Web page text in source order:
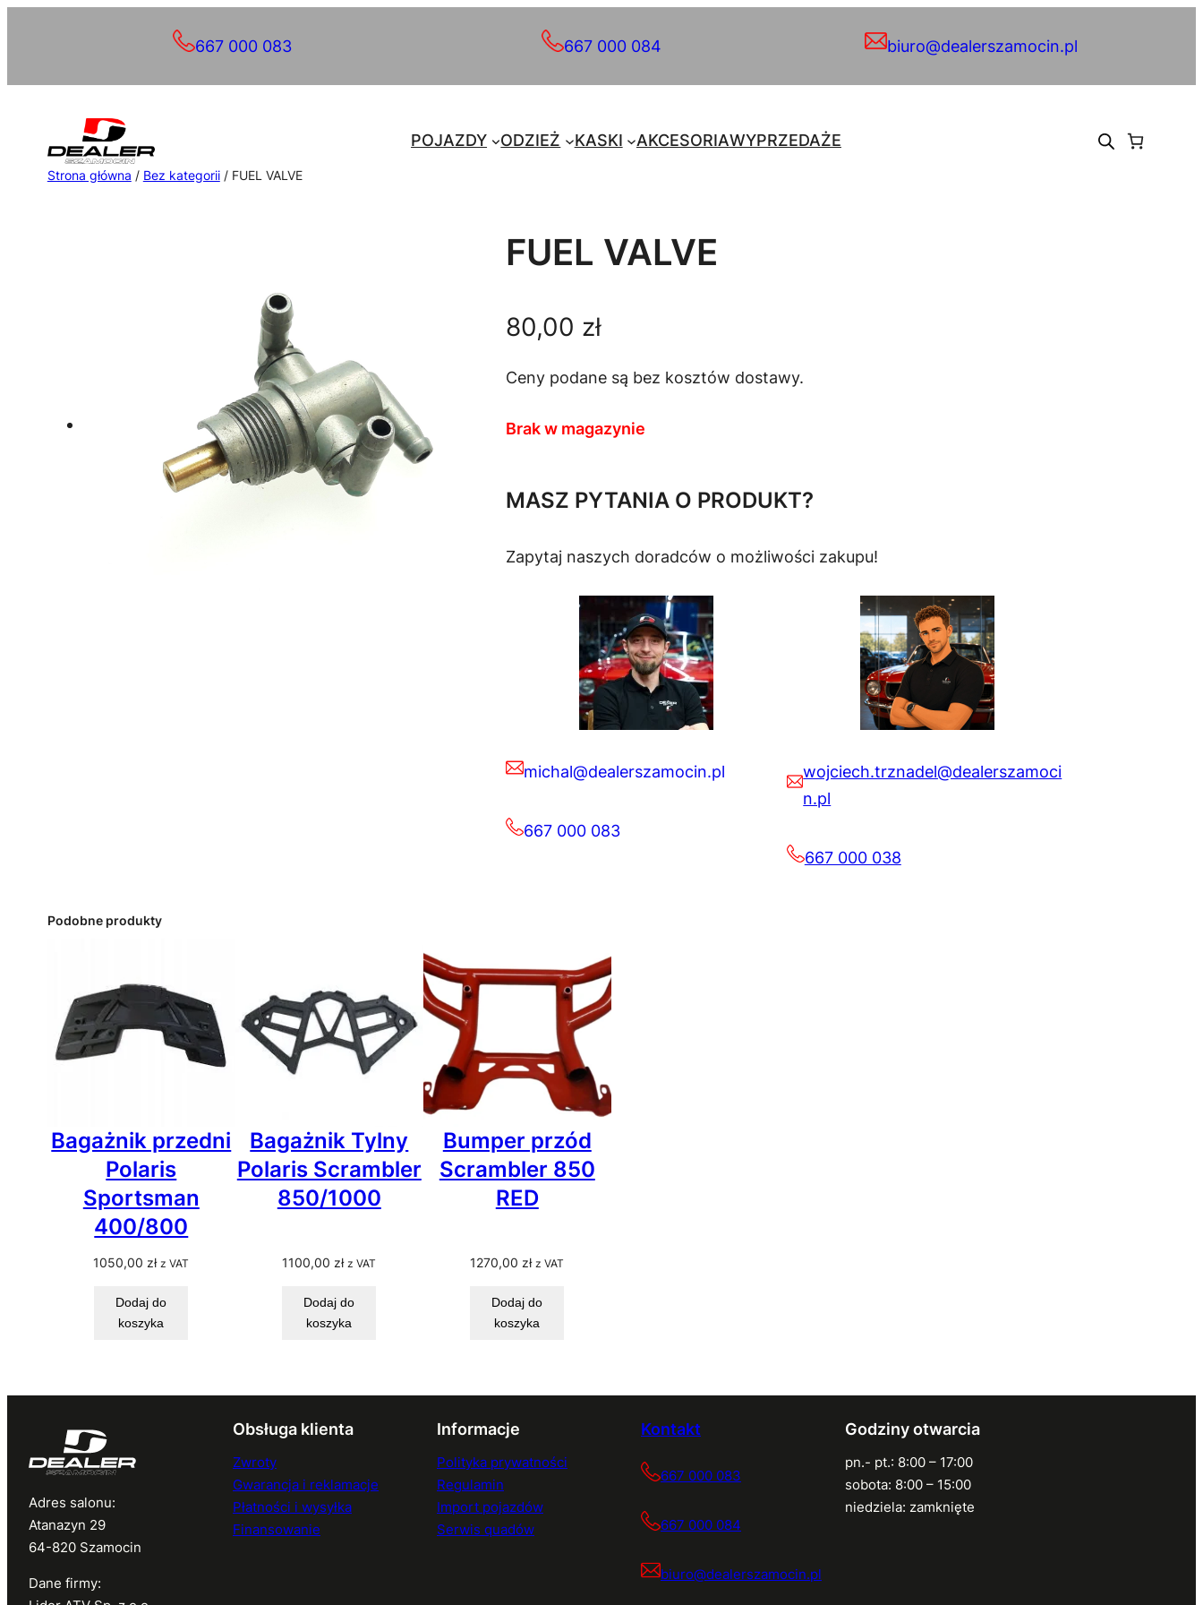
667 000 083 667 000 084 biuro@dealerszamocin.pl
POJAZDY ODZIEŻ KASKI AKCESORIAWYPRZEDAŻE
Strona główna / Bez kategorii/ FUEL VALVE
FUEL VALVE
80,00 zł
Ceny podane są bez kosztów dostawy.
Brak w magazynie
MASZ PYTANIA O PRODUKT?
Zapytaj naszych doradców o możliwości zakupu!
michal@dealerszamocin.pl
667 000 083
wojciech.trznadel@dealerszamoci
n.pl
667 000 038
Podobne produkty
Bagażnik przedni
Polaris
Sportsman
400/800
1050,00 zł z VAT
Dodaj do
koszyka
Bagażnik Tylny
Polaris Scrambler
850/1000
1100,00 zł z VAT
Dodaj do
koszyka
Bumper przód
Scrambler 850
RED
1270,00 zł z VAT
Dodaj do
koszyka
Adres salonu:
Atanazyn 29
64-820 Szamocin
Dane firmy:
Obsługa klienta
Zwroty
Gwarancja i reklamacje
Płatności i wysyłka
Finansowanie
Informacje
Polityka prywatności
Regulamin
Import pojazdów
Serwis quadów
Kontakt
667 000 083
667 000 084
biuro@dealerszamocin.pl
Godziny otwarcia
pn.- pt.: 8:00 – 17:00
sobota: 8:00 – 15:00
niedziela: zamknięte